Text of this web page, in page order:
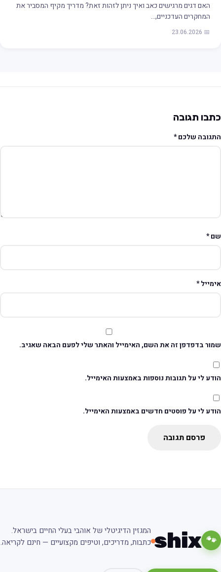
האם דגים מרגישים כאב ואיך ניתן לזהות זאת? מדריך מקיף המסביר את
המחקרים העדכניים,…
📅 23.06.2026
תגובה
שלכם*
*
*
בדפדפן זה את השם, האימייל והאתר שלי לפעם הבאה שאגיב.
לי על תגובות נוספות באמצעות האימייל.
לי על פוסטים חדשים באמצעות האימייל.
פרסם תגובה
🐾
shix
המגזין הדיגיטלי של אוהבי בעלי החיים בישראל.
כתבות, מדריכים, וטיפים מקצועיים — חינם לקריאה.